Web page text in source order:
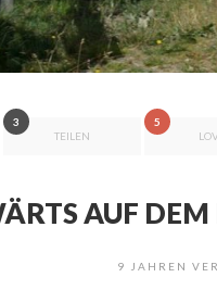
3
TEILEN
5
AUF
9 JAHREN